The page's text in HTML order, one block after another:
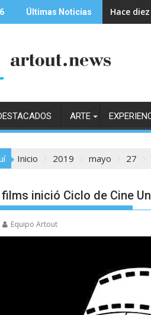
Últimas Noticias Hace
ARTE
Inicio 2019 mayo 27
inició Ciclo de Cine
Equipo Artout